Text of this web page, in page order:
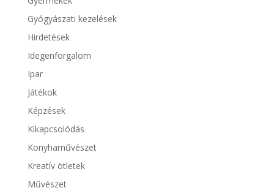
Gyógyászati kezelések
Hirdetések
Idegenforgalom
Ipar
Játékok
Képzések
Kikapcsolódás
Konyhaművészet
Kreatív ötletek
Művészet